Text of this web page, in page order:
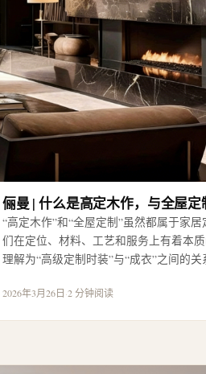
俪曼 | 什么是高定木作，与全屋定
“高定木作”和“全屋定制”虽然都属于家
们在定位、材料、工艺和服务上有着本
理解为“高级定制时装”与“成衣”之间的
2026年3月26日·2 分钟阅读